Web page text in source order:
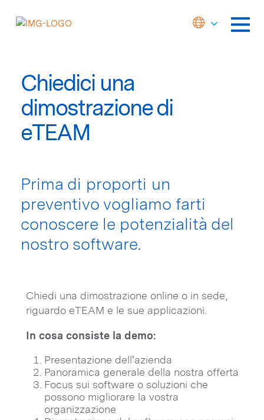
Chiedici una
dimostrazione di
eTEAM
Prima di proporti un
preventivo vogliamo farti
conoscere le potenzialità del
nostro software.
Chiedi una dimostrazione online o in sede,
riguardo eTEAM e le sue applicazioni.
In cosa consiste la demo:
Presentazione dell'azienda
Panoramica generale della nostra offerta
Focus sui software o soluzioni che
possono migliorare la vostra
organizzazione